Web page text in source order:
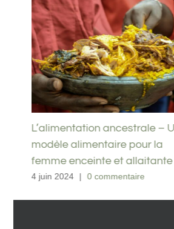
Vitamine D : Le guide complet
11 septembre 2023 | 0 commentaire